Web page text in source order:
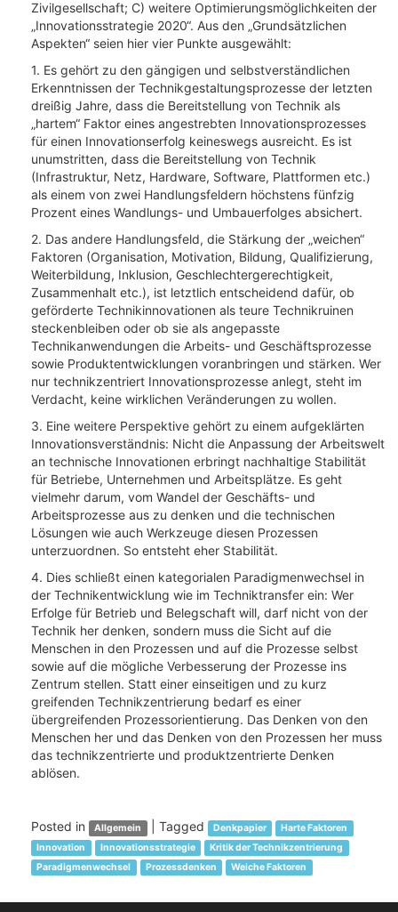
Zivilgesellschaft; C) weitere Optimierungsmöglichkeiten der
„Innovationsstrategie 2020“. Aus den „Grundsätzlichen
Aspekten“ seien hier vier Punkte ausgewählt:
1. Es gehört zu den gängigen und selbstverständlichen
Erkenntnissen der Technikgestaltungsprozesse der letzten
dreißig Jahre, dass die Bereitstellung von Technik als
„hartem“ Faktor eines angestrebten Innovationsprozesses
für einen Innovationserfolg keineswegs ausreicht. Es ist
unumstritten, dass die Bereitstellung von Technik
(Infrastruktur, Netz, Hardware, Software, Plattformen etc.)
als einem von zwei Handlungsfeldern höchstens fünfzig
Prozent eines Wandlungs- und Umbauerfolges absichert.
2. Das andere Handlungsfeld, die Stärkung der „weichen“
Faktoren (Organisation, Motivation, Bildung, Qualifizierung,
Weiterbildung, Inklusion, Geschlechtergerechtigkeit,
Zusammenhalt etc.), ist letztlich entscheidend dafür, ob
geförderte Technikinnovationen als teure Technikruinen
steckenbleiben oder ob sie als angepasste
Technikanwendungen die Arbeits- und Geschäftsprozesse
sowie Produktentwicklungen voranbringen und stärken. Wer
nur technikzentriert Innovationsprozesse anlegt, steht im
Verdacht, keine wirklichen Veränderungen zu wollen.
3. Eine weitere Perspektive gehört zu einem aufgeklärten
Innovationsverständnis: Nicht die Anpassung der Arbeitswelt
an technische Innovationen erbringt nachhaltige Stabilität
für Betriebe, Unternehmen und Arbeitsplätze. Es geht
vielmehr darum, vom Wandel der Geschäfts- und
Arbeitsprozesse aus zu denken und die technischen
Lösungen wie auch Werkzeuge diesen Prozessen
unterzuordnen. So entsteht eher Stabilität.
4. Dies schließt einen kategorialen Paradigmenwechsel in
der Technikentwicklung wie im Techniktransfer ein: Wer
Erfolge für Betrieb und Belegschaft will, darf nicht von der
Technik her denken, sondern muss die Sicht auf die
Menschen in den Prozessen und auf die Prozesse selbst
sowie auf die mögliche Verbesserung der Prozesse ins
Zentrum stellen. Statt einer einseitigen und zu kurz
greifenden Technikzentrierung bedarf es einer
übergreifenden Prozessorientierung. Das Denken von den
Menschen her und das Denken von den Prozessen her muss
das technikzentrierte und produktzentrierte Denken
ablösen.
Posted in Allgemein Tagged Denkpapier
Harte Faktoren
Innovation
Innovationsstrategie
Kritik der Technikzentrierung
Paradigmenwechsel
Prozessdenken Weiche Faktoren